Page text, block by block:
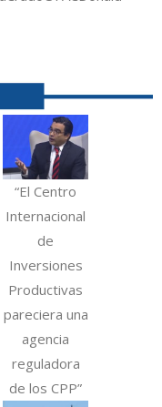
“El Centro
Internacional
de
Inversiones
Productivas
pareciera una
agencia
reguladora
de los CPP”